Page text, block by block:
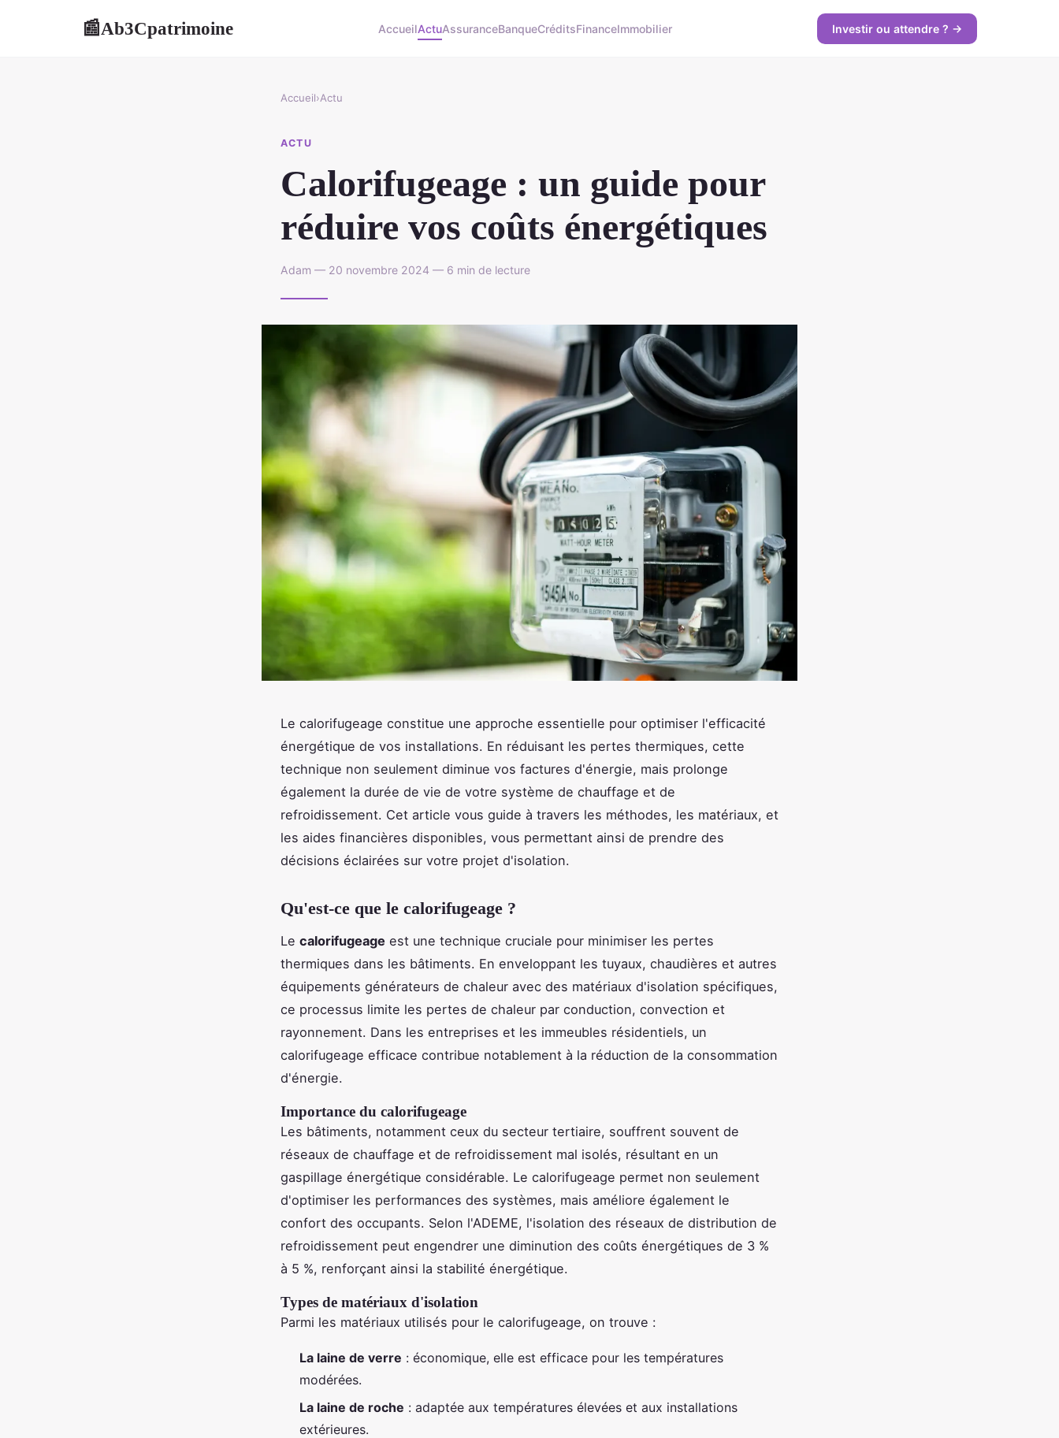
📰Ab3Cpatrimoine AccueilActuAssuranceBanqueCréditsFinanceImmobilier Investir ou attendre ? →
Accueil›Actu
ACTU
Calorifugeage : un guide pour
réduire vos coûts énergétiques
Adam — 20 novembre 2024 — 6 min de lecture
Le calorifugeage constitue une approche essentielle pour optimiser l'efficacité
énergétique de vos installations. En réduisant les pertes thermiques, cette
technique non seulement diminue vos factures d'énergie, mais prolonge
également la durée de vie de votre système de chauffage et de
refroidissement. Cet article vous guide à travers les méthodes, les matériaux, et
les aides financières disponibles, vous permettant ainsi de prendre des
décisions éclairées sur votre projet d'isolation.
Qu'est-ce que le calorifugeage ?
Le calorifugeage est une technique cruciale pour minimiser les pertes
thermiques dans les bâtiments. En enveloppant les tuyaux, chaudières et autres
équipements générateurs de chaleur avec des matériaux d'isolation spécifiques,
ce processus limite les pertes de chaleur par conduction, convection et
rayonnement. Dans les entreprises et les immeubles résidentiels, un
calorifugeage efficace contribue notablement à la réduction de la consommation
d'énergie.
Importance du calorifugeage
Les bâtiments, notamment ceux du secteur tertiaire, souffrent souvent de
réseaux de chauffage et de refroidissement mal isolés, résultant en un
gaspillage énergétique considérable. Le calorifugeage permet non seulement
d'optimiser les performances des systèmes, mais améliore également le
confort des occupants. Selon l'ADEME, l'isolation des réseaux de distribution de
refroidissement peut engendrer une diminution des coûts énergétiques de 3 %
à 5 %, renforçant ainsi la stabilité énergétique.
Types de matériaux d'isolation
Parmi les matériaux utilisés pour le calorifugeage, on trouve :
La laine de verre : économique, elle est efficace pour les températures
modérées.
La laine de roche : adaptée aux températures élevées et aux installations
extérieures.